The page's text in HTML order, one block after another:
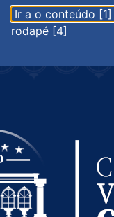
Ir a o conteúdo [1]
rodapé [4]